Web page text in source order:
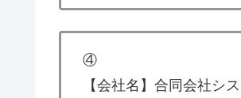
④
【会社名】合同会社シ